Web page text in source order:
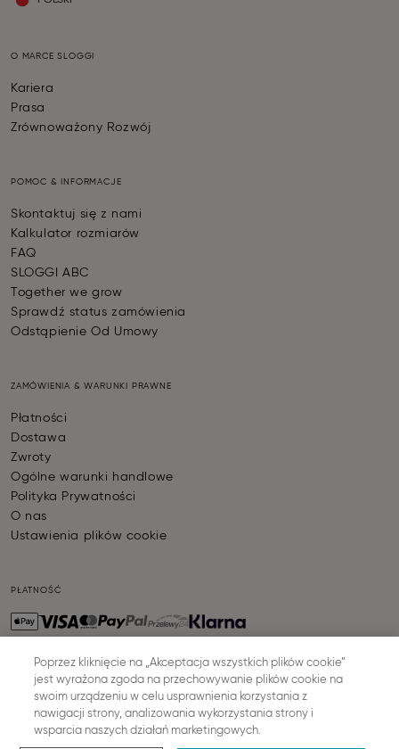
O MARCE SLOGGI
Kariera
Prasa
Zrównoważony Rozwój
POMOC & INFORMACJE
Skontaktuj się z nami
Kalkulator rozmiarów
FAQ
SLOGGI ABC
Together we grow
Sprawdź status zamówienia
Odstąpienie Od Umowy
ZAMÓWIENIA & WARUNKI PRAWNE
Płatności
Dostawa
Zwroty
Ogólne warunki handlowe
Polityka Prywatności
O nas
Ustawienia plików cookie
PŁATNOŚĆ
WYSYŁKA
Poprzez kliknięcie na „Akceptacja wszystkich plików cookie”
jest wyrażona zgoda na przechowywanie plików cookie na
swoim urządzeniu w celu usprawnienia korzystania z
nawigacji strony, analizowania wykorzystania strony i
wsparcia naszych działań marketingowych.